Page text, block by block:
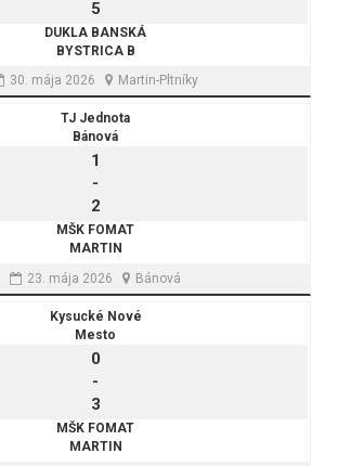
5
DUKLA BANSKÁ
BYSTRICA B
30. mája 2026
Martin-Pltníky
TJ Jednota
Bánová
1
-
2
MŠK FOMAT
MARTIN
23. mája 2026
Bánová
Kysucké Nové
Mesto
0
-
3
MŠK FOMAT
MARTIN